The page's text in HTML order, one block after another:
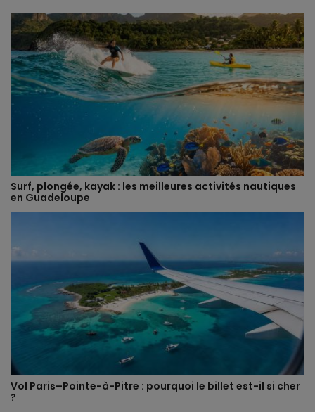
Surf, plongée, kayak : les meilleures activités nautiques
en Guadeloupe
Vol Paris–Pointe-à-Pitre : pourquoi le billet est-il si cher
?